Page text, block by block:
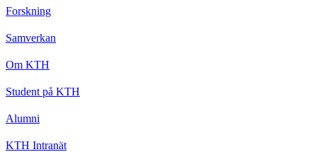
Forskning
Samverkan
Om KTH
Student på KTH
Alumni
KTH Intranät